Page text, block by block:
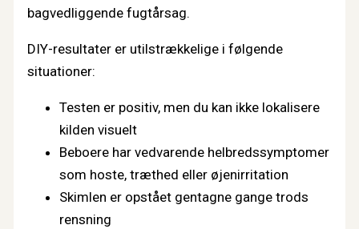
bagvedliggende fugtårsag.
DIY-resultater er utilstrækkelige i følgende
situationer:
Testen er positiv, men du kan ikke lokalisere
kilden visuelt
Beboere har vedvarende helbredssymptomer
som hoste, træthed eller øjenirritation
Skimlen er opstået gentagne gange trods
rensning